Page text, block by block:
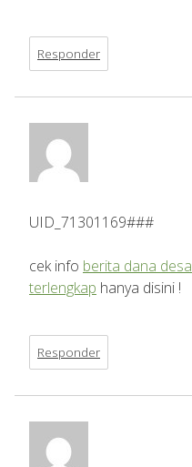
Responder
UID_71301169###
cek info berita dana desa
terlengkap hanya disini !
Responder